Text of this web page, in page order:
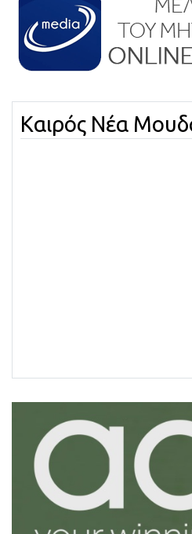
Καιρός Νέα